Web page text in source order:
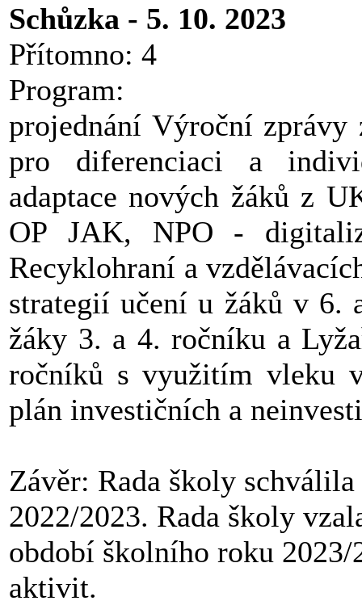
Schůzka - 5. 10. 2023
Přítomno: 4
Program:
projednání Výroční
pro diferenciaci a
adaptace nových žáků z
OP JAK, NPO -
Recyklohraní a
strategií učení u žáků v 6.
žáky 3. a 4. ročníku a
ročníků s využitím vleku
plán investičních a
Závěr: Rada školy
2022/2023. Rada školy
období školního roku
aktivit.